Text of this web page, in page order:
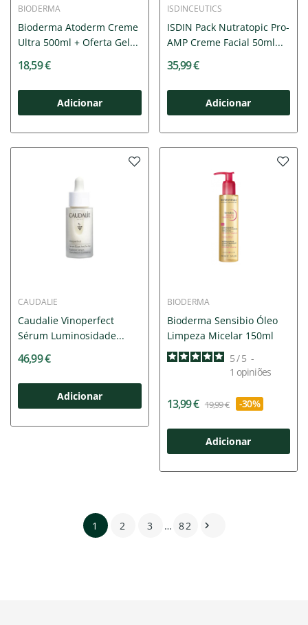
BIODERMA
Bioderma Atoderm Creme
Ultra 500ml + Oferta Gel...
18,59 €
Adicionar
ISDINCEUTICS
ISDIN Pack Nutratopic Pro-
AMP Creme Facial 50ml...
35,99 €
Adicionar
CAUDALIE
Caudalie Vinoperfect
Sérum Luminosidade...
46,99 €
Adicionar
BIODERMA
Bioderma Sensibio Óleo
Limpeza Micelar 150ml
5/ 5 -
1 opiniões
13,99 € 19,99 € -30%
Adicionar
1 2 3 … 82 